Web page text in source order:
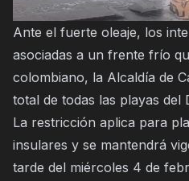
Ante el fuerte oleaje, los
asociadas a un frente frío
colombiano, la Alcaldía de
total de todas las playas del
La restricción aplica para
insulares y se mantendrá
tarde del miércoles 4 de